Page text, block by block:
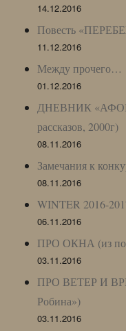
14.12.2016
Повесть
11.12.2016
Между прочего…
01.12.2016
ДНЕВНИК
рассказов, 2000г)
08.11.2016
Замечания к
08.11.2016
WINTER 2016-
06.11.2016
ПРО ОКНА (из
03.11.2016
ПРО ВЕТЕР И
Робина»)
03.11.2016